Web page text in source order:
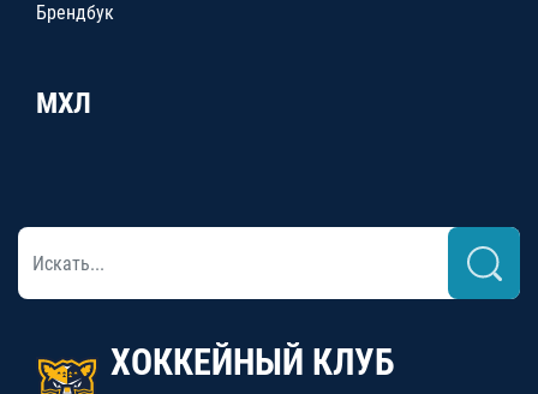
Брендбук
МХЛ
ХОККЕЙНЫЙ КЛУБ